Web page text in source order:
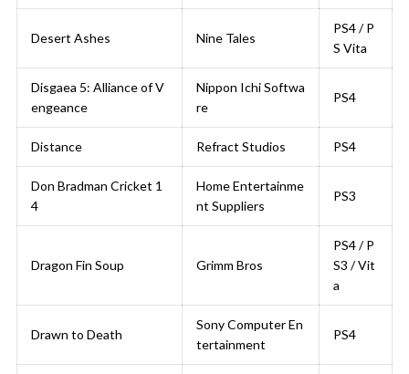
Desert Ashes Nine Tales
PS4 / P
S Vita
Disgaea 5: Alliance of V
engeance
Nippon Ichi Softwa
re
PS4
Distance Refract Studios PS4
Don Bradman Cricket 1
4
Home Entertainme
nt Suppliers
PS3
Dragon Fin Soup Grimm Bros
PS4 / P
S3 / Vit
a
Drawn to Death
Sony Computer En
tertainment
PS4